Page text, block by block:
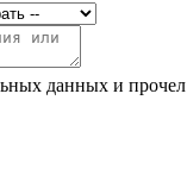
данных и прочел